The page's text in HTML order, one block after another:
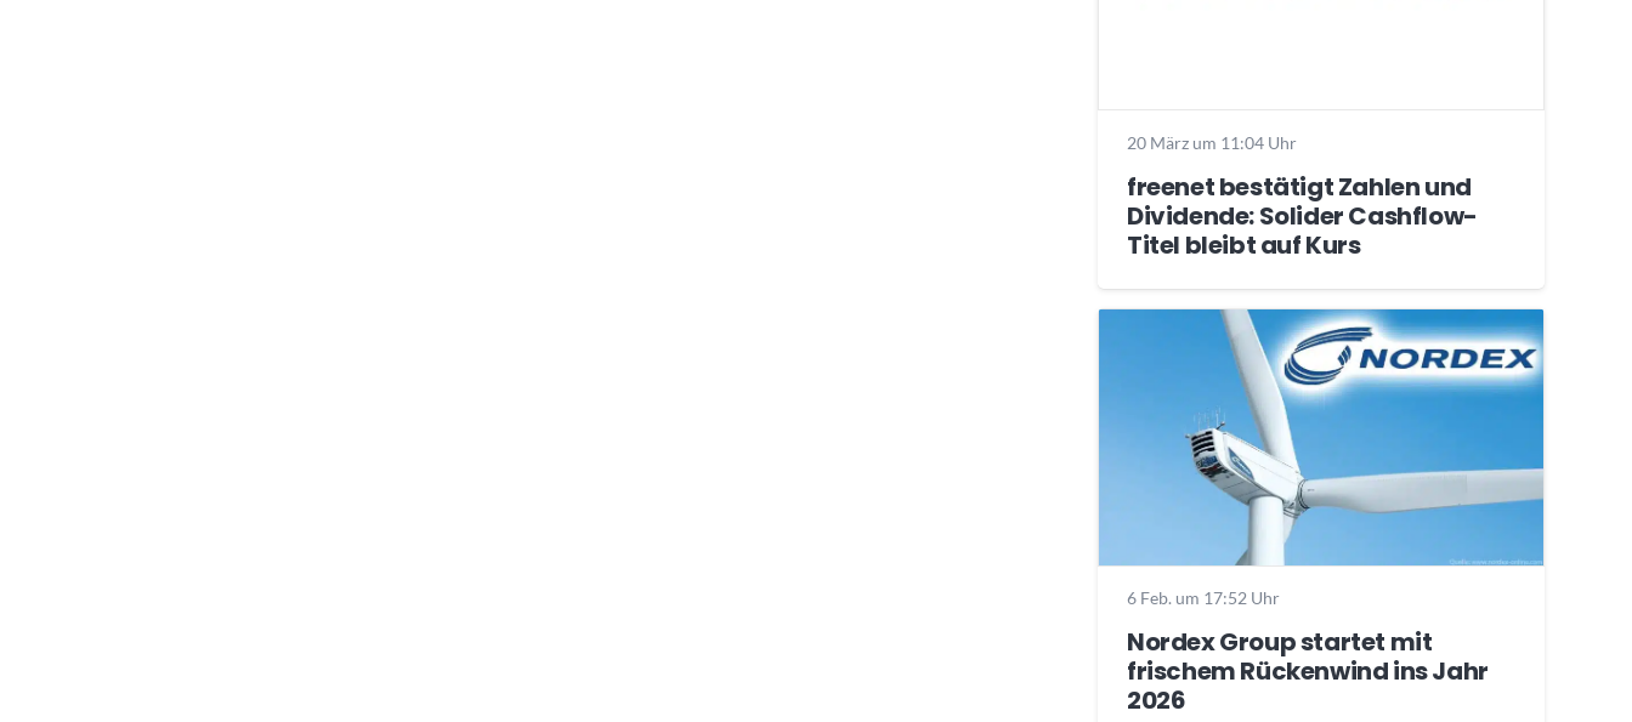
20 März um 11:04 Uhr
freenet bestätigt Zahlen und
Dividende: Solider Cashflow-
Titel bleibt auf Kurs
6 Feb. um 17:52 Uhr
Nordex Group startet mit
frischem Rückenwind ins Jahr
2026